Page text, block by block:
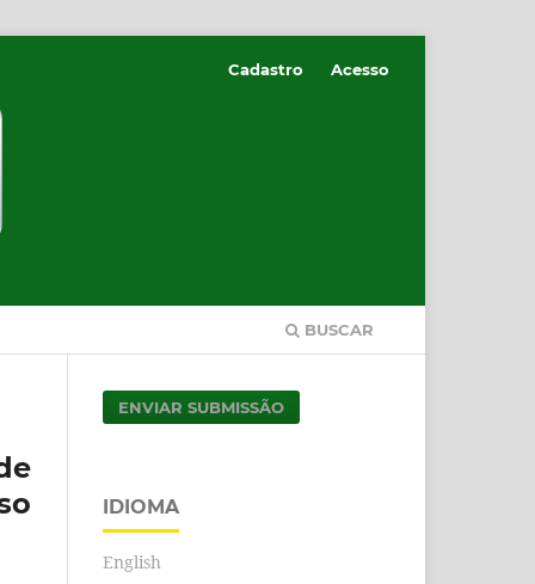
BUSCAR
Cadastro Acesso
ENVIAR SUBMISSÃO
IDIOMA
English